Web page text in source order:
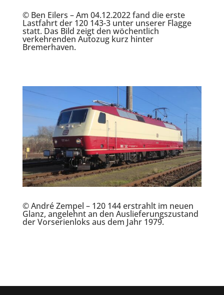
© Ben Eilers – Am 04.12.2022 fand die erste
Lastfahrt der 120 143-3 unter unserer Flagge
statt. Das Bild zeigt den wöchentlich
verkehrenden Autozug kurz hinter
Bremerhaven.
© André Zempel – 120 144 erstrahlt im neuen
Glanz, angelehnt an den Auslieferungszustand
der Vorserienloks aus dem Jahr 1979.